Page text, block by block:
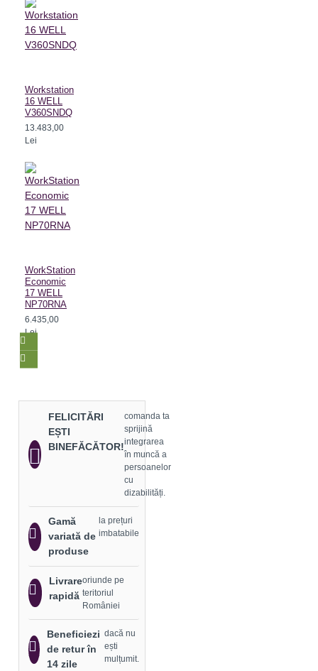
Workstation
16 WELL
V360SNDQ
13.483,00
Lei
WorkStation
Economic
17 WELL
NP70RNA
6.435,00
Lei
FELICITĂRI
EȘTI
BINEFĂCĂTOR!
comanda ta
sprijină
integrarea
în muncă a
persoanelor
cu
dizabilități.
Gamă
variată de
produse
la prețuri
imbatabile
Livrare
rapidă
oriunde pe
teritoriul
României
Beneficiezi
de retur în
14 zile
dacă nu
ești
mulțumit.